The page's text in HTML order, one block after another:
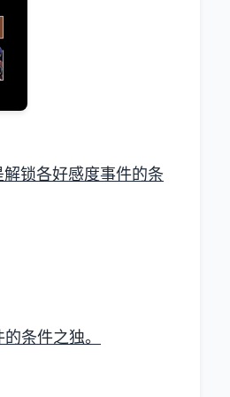
锁各好感度事件的条
条件之独。